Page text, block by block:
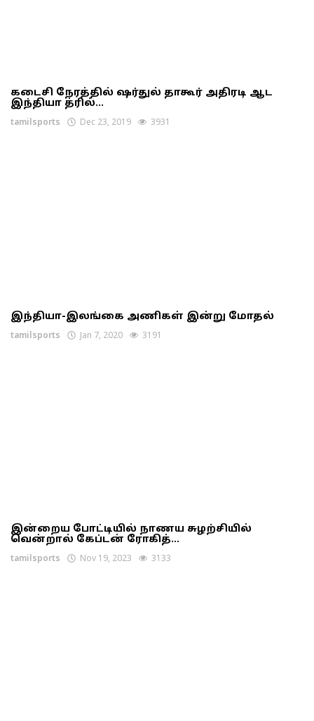
கடைசி நேரத்தில் ஷர்துல் தாகூர் அதிரடி ஆட
இந்தியா த்ரில்...
tamilsports Dec 23, 2019 3931
இந்தியா-இலங்கை அணிகள் இன்று மோதல்
tamilsports Jan 7, 2020 3191
இன்றைய போட்டியில் நாணய சுழற்சியில்
வென்றால் கேப்டன் ரோகித்...
tamilsports Nov 19, 2023 3133